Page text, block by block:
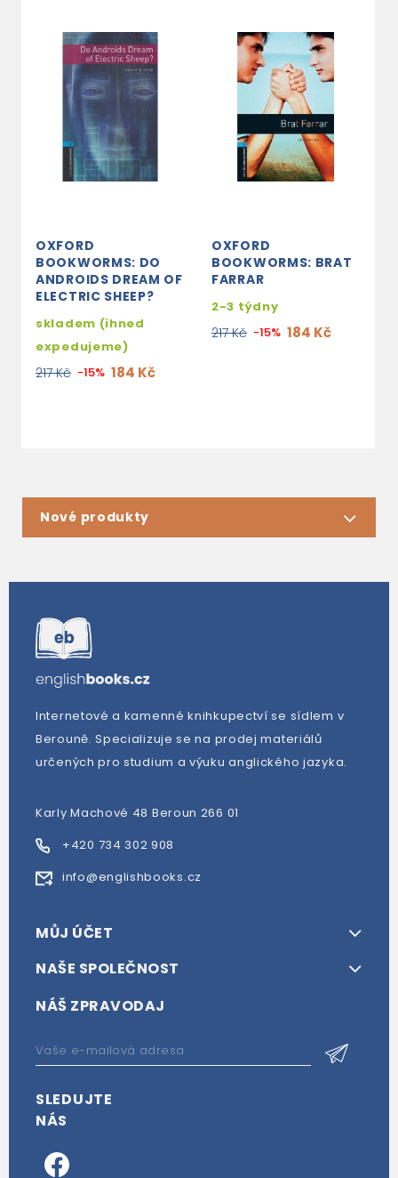
OXFORD
BOOKWORMS: DO
ANDROIDS DREAM OF
ELECTRIC SHEEP?
skladem (ihned
expedujeme)
217 Kč -15% 184 Kč
OXFORD
BOOKWORMS: BRAT
FARRAR
2-3 týdny
217 Kč -15% 184 Kč
Nové produkty
Internetové a kamenné knihkupectví se sídlem v
Berouně. Specializuje se na prodej materiálů
určených pro studium a výuku anglického jazyka.
Karly Machové 48 Beroun 266 01
+420 734 302 908
info@englishbooks.cz
MŮJ ÚČET
NAŠE SPOLEČNOST
NÁŠ ZPRAVODAJ
SLEDUJTE
NÁS